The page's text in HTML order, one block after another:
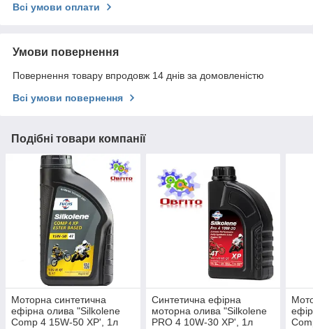
Всі умови оплати
Умови повернення
Повернення товару впродовж 14 днів за домовленістю
Всі умови повернення
Подібні товари компанії
Моторна синтетична
ефірна олива "Silkolene
Comp 4 15W-50 XP', 1л
Синтетична ефірна
моторна олива "Silkolene
PRO 4 10W-30 XP', 1л